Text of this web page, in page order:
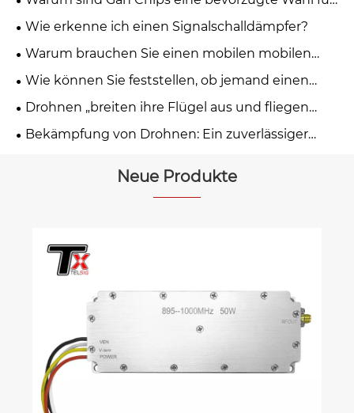
das Jamming von Drohnen?
Wie erkenne ich einen Signalschalldämpfer?
Warum brauchen Sie einen mobilen mobilen
Störsender?
Wie können Sie feststellen, ob jemand einen
Signalstörsender verwendet?
Drohnen „breiten ihre Flügel aus und fliegen
hoch“ und sind damit führend im
Technologietrend der Zukunft
Bekämpfung von Drohnen: Ein zuverlässiger
Wirtschaft in geringer Höhe
Neue Produkte